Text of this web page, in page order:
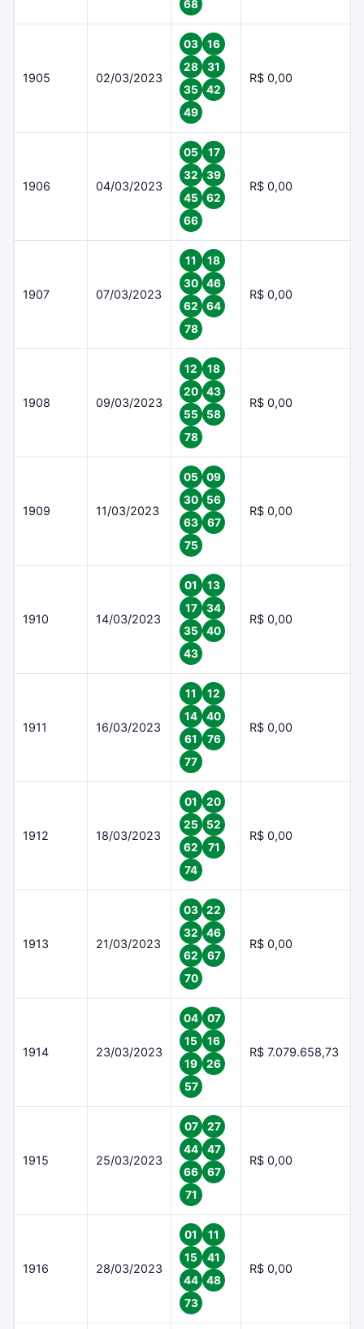
68
1905 02/03/2023
03
16
28
31
35
42
49
R$ 0,00
1906 04/03/2023
05
17
32
39
45
62
66
R$ 0,00
1907 07/03/2023
11
18
30
46
62
64
78
R$ 0,00
1908 09/03/2023
12
18
20
43
55
58
78
R$ 0,00
1909 11/03/2023
05
09
30
56
63
67
75
R$ 0,00
1910 14/03/2023
01
13
17
34
35
40
43
R$ 0,00
1911 16/03/2023
11
12
14
40
61
76
77
R$ 0,00
1912 18/03/2023
01
20
25
52
62
71
74
R$ 0,00
1913 21/03/2023
03
22
32
46
62
67
70
R$ 0,00
1914 23/03/2023
04
07
15
16
19
26
57
R$ 7.079.658,73
1915 25/03/2023
07
27
44
47
66
67
71
R$ 0,00
1916 28/03/2023
01
11
15
41
44
48
73
R$ 0,00